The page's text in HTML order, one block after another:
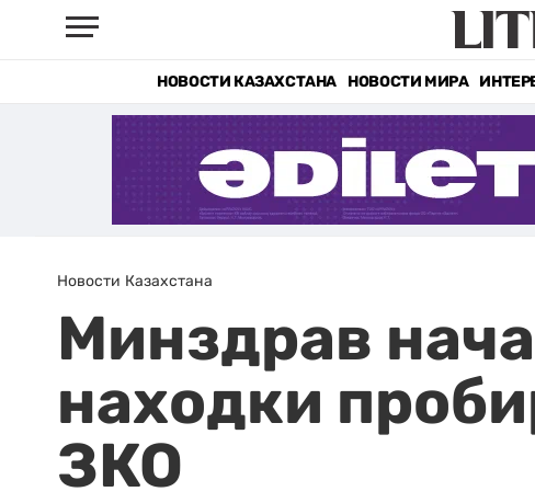
НОВОСТИ КАЗАХСТАНА НОВОСТИ МИРА
Новости Казахстана
Минздрав
находки
ЗКО